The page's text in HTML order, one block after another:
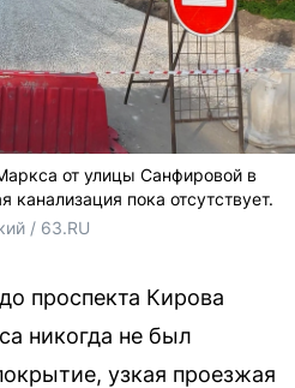
от улицы Санфировой в
канализация пока отсутствует.
/ 63.RU
проспекта Кирова
никогда не был
узкая проезжая